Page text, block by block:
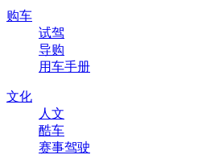
购车
试驾
导购
用车手册
文化
人文
酷车
赛事驾驶